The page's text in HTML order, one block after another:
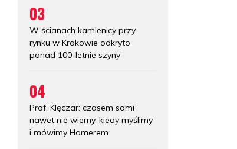
03
W ścianach kamienicy przy
rynku w Krakowie odkryto
ponad 100-letnie szyny
04
Prof. Klęczar: czasem sami
nawet nie wiemy, kiedy myślimy
i mówimy Homerem